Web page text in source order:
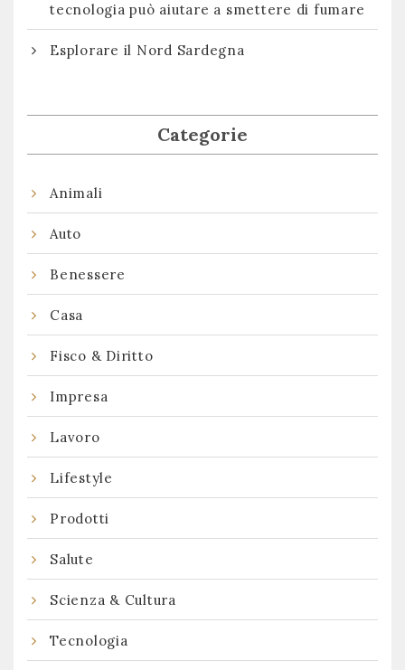
tecnologia può aiutare a smettere di fumare
Esplorare il Nord Sardegna
Categorie
Animali
Auto
Benessere
Casa
Fisco & Diritto
Impresa
Lavoro
Lifestyle
Prodotti
Salute
Scienza & Cultura
Tecnologia